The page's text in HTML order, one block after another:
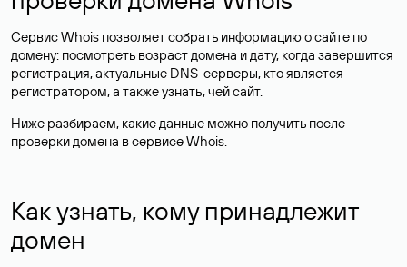
Сервис Whois позволяет собрать информацию о сайте по
домену: посмотреть возраст домена и дату, когда завершится
регистрация, актуальные DNS-серверы, кто является
регистратором, а также узнать, чей сайт.
Ниже разбираем, какие данные можно получить после
проверки домена в сервисе Whois.
Как узнать, кому принадлежит
домен